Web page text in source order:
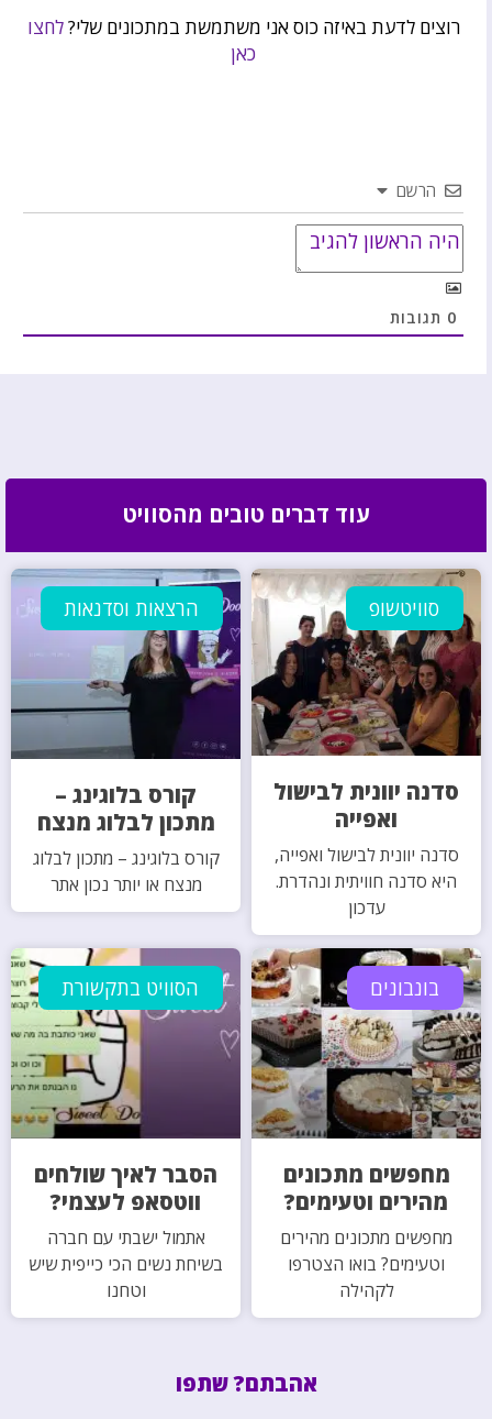
רוצים לדעת באיזה כוס אני משתמשת במתכונים שלי?לחצו
כאן
הרשם
0 תגובות
עוד דברים טובים מהסוויט
סוויטשופ
סדנה יוונית לבישול
ואפייה
סדנה יוונית לבישול ואפייה,
היא סדנה חוויתית ונהדרת.
עדכון
הרצאות וסדנאות
קורס בלוגינג –
מתכון לבלוג מנצח
קורס בלוגינג – מתכון לבלוג
מנצח או יותר נכון אתר
בונבונים
מחפשים מתכונים
מהירים וטעימים?
מחפשים מתכונים מהירים
וטעימים? בואו הצטרפו
לקהילה
הסוויט בתקשורת
הסבר לאיך שולחים
ווטסאפ לעצמי?
אתמול ישבתי עם חברה
בשיחת נשים הכי כייפית שיש
וטחנו
אהבתם? שתפו